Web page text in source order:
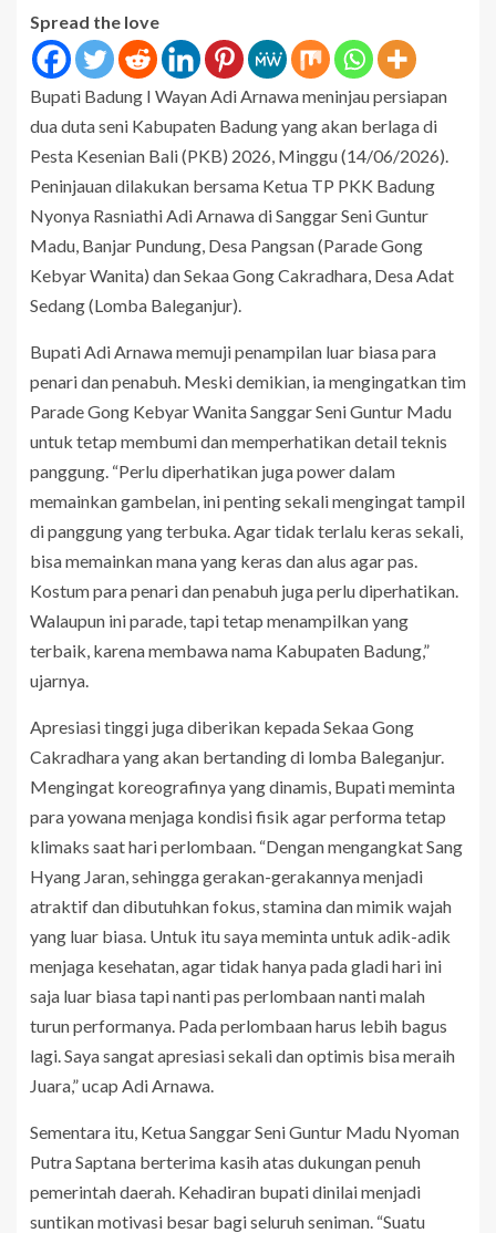
Spread the love
Bupati Badung I Wayan Adi Arnawa meninjau persiapan
dua duta seni Kabupaten Badung yang akan berlaga di
Pesta Kesenian Bali (PKB) 2026, Minggu (14/06/2026).
Peninjauan dilakukan bersama Ketua TP PKK Badung
Nyonya Rasniathi Adi Arnawa di Sanggar Seni Guntur
Madu, Banjar Pundung, Desa Pangsan (Parade Gong
Kebyar Wanita) dan Sekaa Gong Cakradhara, Desa Adat
Sedang (Lomba Baleganjur).
Bupati Adi Arnawa memuji penampilan luar biasa para
penari dan penabuh. Meski demikian, ia mengingatkan tim
Parade Gong Kebyar Wanita Sanggar Seni Guntur Madu
untuk tetap membumi dan memperhatikan detail teknis
panggung. “Perlu diperhatikan juga power dalam
memainkan gambelan, ini penting sekali mengingat tampil
di panggung yang terbuka. Agar tidak terlalu keras sekali,
bisa memainkan mana yang keras dan alus agar pas.
Kostum para penari dan penabuh juga perlu diperhatikan.
Walaupun ini parade, tapi tetap menampilkan yang
terbaik, karena membawa nama Kabupaten Badung,”
ujarnya.
Apresiasi tinggi juga diberikan kepada Sekaa Gong
Cakradhara yang akan bertanding di lomba Baleganjur.
Mengingat koreografinya yang dinamis, Bupati meminta
para yowana menjaga kondisi fisik agar performa tetap
klimaks saat hari perlombaan. “Dengan mengangkat Sang
Hyang Jaran, sehingga gerakan-gerakannya menjadi
atraktif dan dibutuhkan fokus, stamina dan mimik wajah
yang luar biasa. Untuk itu saya meminta untuk adik-adik
menjaga kesehatan, agar tidak hanya pada gladi hari ini
saja luar biasa tapi nanti pas perlombaan nanti malah
turun performanya. Pada perlombaan harus lebih bagus
lagi. Saya sangat apresiasi sekali dan optimis bisa meraih
Juara,” ucap Adi Arnawa.
Sementara itu, Ketua Sanggar Seni Guntur Madu Nyoman
Putra Saptana berterima kasih atas dukungan penuh
pemerintah daerah. Kehadiran bupati dinilai menjadi
suntikan motivasi besar bagi seluruh seniman. “Suatu